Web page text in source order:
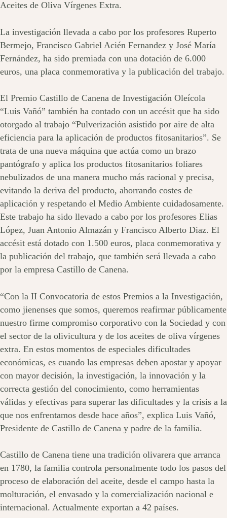
Aceites de Oliva Vírgenes Extra.
La investigación llevada a cabo por los profesores Ruperto
Bermejo, Francisco Gabriel Acién Fernandez y José María
Fernández, ha sido premiada con una dotación de 6.000
euros, una placa conmemorativa y la publicación del trabajo.
El Premio Castillo de Canena de Investigación Oleícola
“Luis Vañó” también ha contado con un accésit que ha sido
otorgado al trabajo “Pulverización asistido por aire de alta
eficiencia para la aplicación de productos fitosanitarios”. Se
trata de una nueva máquina que actúa como un brazo
pantógrafo y aplica los productos fitosanitarios foliares
nebulizados de una manera mucho más racional y precisa,
evitando la deriva del producto, ahorrando costes de
aplicación y respetando el Medio Ambiente cuidadosamente.
Este trabajo ha sido llevado a cabo por los profesores Elias
López, Juan Antonio Almazán y Francisco Alberto Diaz. El
accésit está dotado con 1.500 euros, placa conmemorativa y
la publicación del trabajo, que también será llevada a cabo
por la empresa Castillo de Canena.
“Con la II Convocatoria de estos Premios a la Investigación,
como jienenses que somos, queremos reafirmar públicamente
nuestro firme compromiso corporativo con la Sociedad y con
el sector de la olivicultura y de los aceites de oliva vírgenes
extra. En estos momentos de especiales dificultades
económicas, es cuando las empresas deben apostar y apoyar
con mayor decisión, la investigación, la innovación y la
correcta gestión del conocimiento, como herramientas
válidas y efectivas para superar las dificultades y la crisis a la
que nos enfrentamos desde hace años”, explica Luis Vañó,
Presidente de Castillo de Canena y padre de la familia.
Castillo de Canena tiene una tradición olivarera que arranca
en 1780, la familia controla personalmente todo los pasos del
proceso de elaboración del aceite, desde el campo hasta la
molturación, el envasado y la comercialización nacional e
internacional. Actualmente exportan a 42 países.